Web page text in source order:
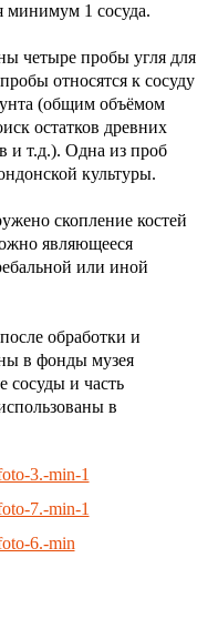
минимум 1 сосуда.
четыре пробы угля для
относятся к сосуду
(общим объёмом
остатков древних
и т.д.). Одна из проб
культуры.
скопление костей
являющееся
или иной
обработки и
в фонды музея
сосуды и часть
в